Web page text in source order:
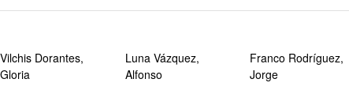
Vilchis Dorantes,
Gloria
Luna Vázquez,
Alfonso
Franco Rodríguez,
Jorge